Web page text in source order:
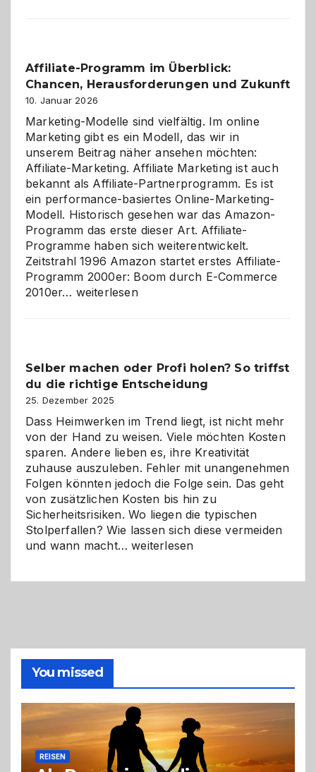
Affiliate-Programm im Überblick:
Chancen, Herausforderungen und Zukunft
10. Januar 2026
Marketing-Modelle sind vielfältig. Im online
Marketing gibt es ein Modell, das wir in
unserem Beitrag näher ansehen möchten:
Affiliate-Marketing. Affiliate Marketing ist auch
bekannt als Affiliate-Partnerprogramm. Es ist
ein performance-basiertes Online-Marketing-
Modell. Historisch gesehen war das Amazon-
Programm das erste dieser Art. Affiliate-
Programme haben sich weiterentwickelt.
Zeitstrahl 1996 Amazon startet erstes Affiliate-
Programm 2000er: Boom durch E-Commerce
2010er… Affiliate-
Herausforderungen
und
Zukunft
weiterlesen
Selber machen oder Profi holen? So triffst
du die richtige Entscheidung
25. Dezember 2025
Dass Heimwerken im Trend liegt, ist nicht mehr
von der Hand zu weisen. Viele möchten Kosten
sparen. Andere lieben es, ihre Kreativität
zuhause auszuleben. Fehler mit unangenehmen
Folgen könnten jedoch die Folge sein. Das geht
von zusätzlichen Kosten bis hin zu
Sicherheitsrisiken. Wo liegen die typischen
Stolperfallen? Wie lassen sich diese vermeiden
und wann macht…Selber
du
richtige
Entscheidung
weiterlesen
You missed
REISEN